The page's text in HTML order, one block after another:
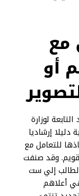
مع
أو
لوزارة
إرشاديا
للتعامل مع
وقد صنفت
إلي ست
أعلاهم